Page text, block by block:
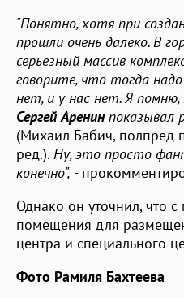
"Понятно, хотя при
прошли очень далеко. В
серьезный массив
говорите, что тогда надо
нет, и у нас нет. Я
Сергей Аренинпоказывал
(Михаил Бабич, полпред
ред.). Ну, это просто
конечно", -
Однако он уточнил, что
помещения для
центра и специального
Фото Рамиля Бахтеева